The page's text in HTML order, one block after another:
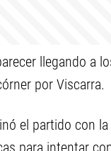
llegando a
por Viscarra.
el partido con
para intentar